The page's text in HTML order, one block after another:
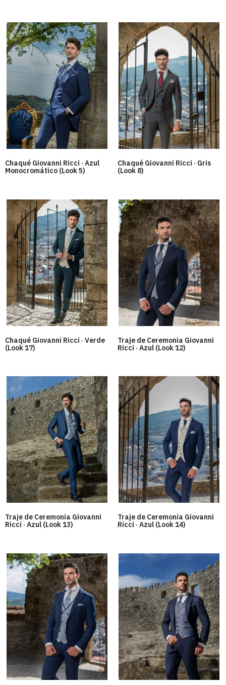
Chaqué Giovanni Ricci · Azul
Monocromático (Look 5)
Chaqué Giovanni Ricci · Gris
(Look 8)
Chaqué Giovanni Ricci · Verde
(Look 17)
Traje de Ceremonia Giovanni
Ricci · Azul (Look 12)
Traje de Ceremonia Giovanni
Ricci · Azul (Look 13)
Traje de Ceremonia Giovanni
Ricci · Azul (Look 14)